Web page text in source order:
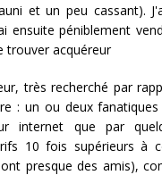
et un peu cassant).
ensuite péniblement
trouver acquéreur
très recherché par
: un ou deux
internet que par
10 fois supérieurs à
presque des amis),